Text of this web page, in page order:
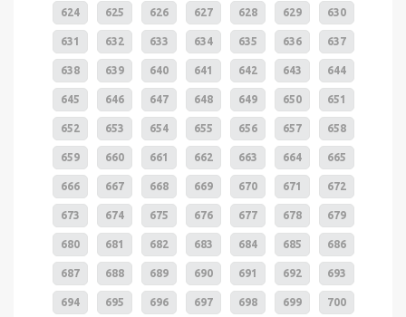
624 625 626 627 628 629 630
631 632 633 634 635 636 637
638 639 640 641 642 643 644
645 646 647 648 649 650 651
652 653 654 655 656 657 658
659 660 661 662 663 664 665
666 667 668 669 670 671 672
673 674 675 676 677 678 679
680 681 682 683 684 685 686
687 688 689 690 691 692 693
694 695 696 697 698 699 700